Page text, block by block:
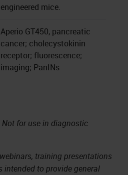
engineered mice.
Aperio GT450, pancreatic
cancer; cholecystokinin
receptor; fluorescence;
imaging; PanINs
Not for use in diagnostic
training presentations
intended to provide general